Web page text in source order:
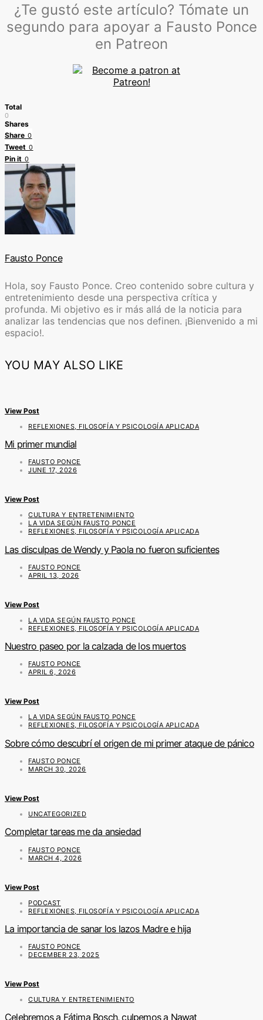
¿Te gustó este artículo? Tómate un
segundo para apoyar a Fausto Ponce
en Patreon
Total
0
Shares
Share 0
Tweet 0
Pin it 0
Fausto Ponce
Hola, soy Fausto Ponce. Creo contenido sobre cultura y
entretenimiento desde una perspectiva crítica y
profunda. Mi objetivo es ir más allá de la noticia para
analizar las tendencias que nos definen. ¡Bienvenido a mi
espacio!.
YOU MAY ALSO LIKE
View Post
REFLEXIONES, FILOSOFÍA Y PSICOLOGÍA APLICADA
Mi primer mundial
FAUSTO PONCE
JUNE 17, 2026
View Post
CULTURA Y ENTRETENIMIENTO
LA VIDA SEGÚN FAUSTO PONCE
REFLEXIONES, FILOSOFÍA Y PSICOLOGÍA APLICADA
Las disculpas de Wendy y Paola no fueron suficientes
FAUSTO PONCE
APRIL 13, 2026
View Post
LA VIDA SEGÚN FAUSTO PONCE
REFLEXIONES, FILOSOFÍA Y PSICOLOGÍA APLICADA
Nuestro paseo por la calzada de los muertos
FAUSTO PONCE
APRIL 6, 2026
View Post
LA VIDA SEGÚN FAUSTO PONCE
REFLEXIONES, FILOSOFÍA Y PSICOLOGÍA APLICADA
Sobre cómo descubrí el origen de mi primer ataque de pánico
FAUSTO PONCE
MARCH 30, 2026
View Post
UNCATEGORIZED
Completar tareas me da ansiedad
FAUSTO PONCE
MARCH 4, 2026
View Post
PODCAST
REFLEXIONES, FILOSOFÍA Y PSICOLOGÍA APLICADA
La importancia de sanar los lazos Madre e hija
FAUSTO PONCE
DECEMBER 23, 2025
View Post
CULTURA Y ENTRETENIMIENTO
Celebremos a Fátima Bosch, culpemos a Nawat